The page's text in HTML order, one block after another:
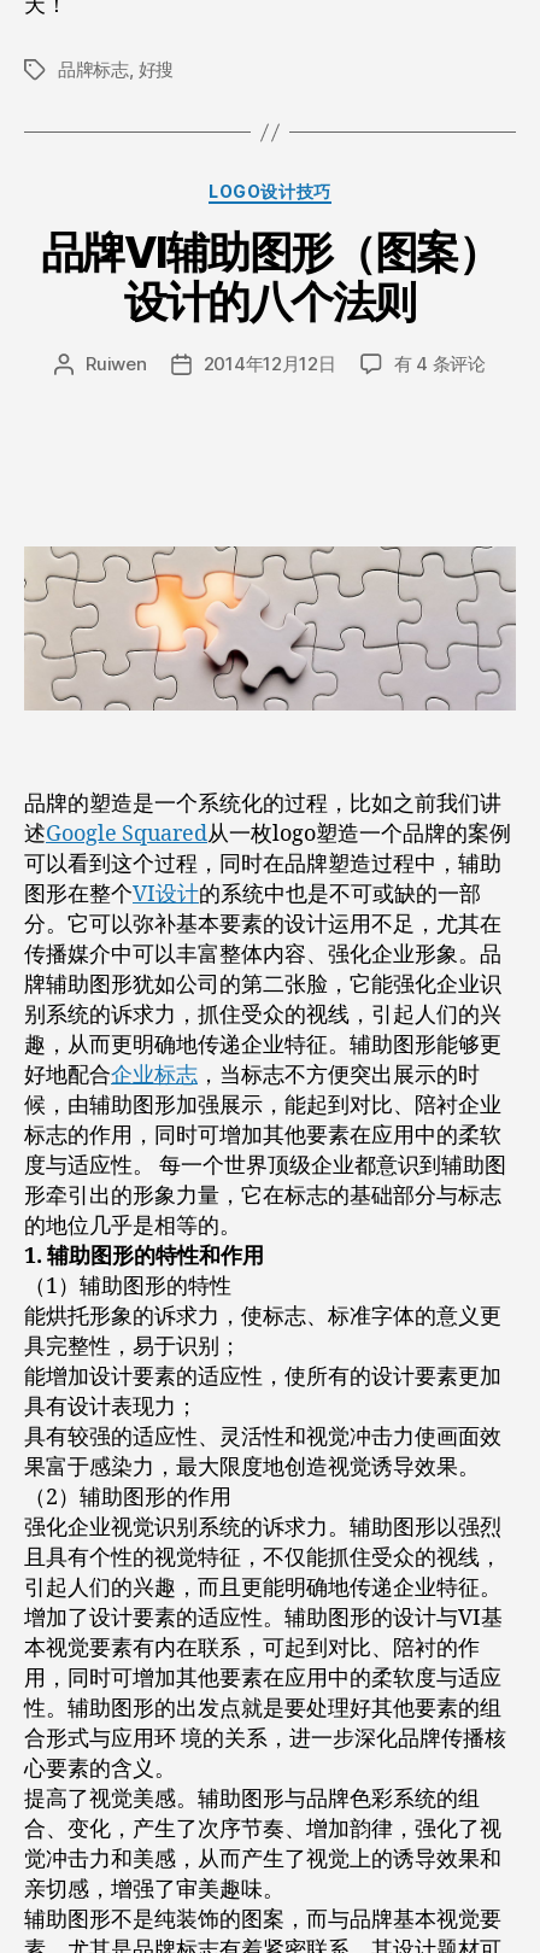
标
品牌标志, 好搜
分
LOGO设计技巧
品牌VI辅助图形（图案）
设计的八个法则
文 Ruiwen
发 2014年12月12日
品
（图
案）
设
计
的
八
个
有 4 条评论
品牌的塑造是一个系统化的过程，比如之前我们讲
述Google Squared从一枚logo塑造一个品牌的案例
可以看到这个过程，同时在品牌塑造过程中，辅助
图形在整个VI设计的系统中也是不可或缺的一部
分。它可以弥补基本要素的设计运用不足，尤其在
传播媒介中可以丰富整体内容、强化企业形象。品
牌辅助图形犹如公司的第二张脸，它能强化企业识
别系统的诉求力，抓住受众的视线，引起人们的兴
趣，从而更明确地传递企业特征。辅助图形能够更
好地配合企业标志 ，当标志不方便突出展示的时
候，由辅助图形加强展示，能起到对比、陪衬企业
标志的作用，同时可增加其他要素在应用中的柔软
度与适应性。 每一个世界顶级企业都意识到辅助图
形牵引出的形象力量，它在标志的基础部分与标志
的地位几乎是相等的。
1. 辅助图形的特性和作用
（1）辅助图形的特性
能烘托形象的诉求力，使标志、标准字体的意义更
具完整性，易于识别；
能增加设计要素的适应性，使所有的设计要素更加
具有设计表现力；
具有较强的适应性、灵活性和视觉冲击力使画面效
果富于感染力，最大限度地创造视觉诱导效果。
（2）辅助图形的作用
强化企业视觉识别系统的诉求力。辅助图形以强烈
且具有个性的视觉特征，不仅能抓住受众的视线，
引起人们的兴趣，而且更能明确地传递企业特征。
增加了设计要素的适应性。辅助图形的设计与VI基
本视觉要素有内在联系，可起到对比、陪衬的作
用，同时可增加其他要素在应用中的柔软度与适应
性。辅助图形的出发点就是要处理好其他要素的组
合形式与应用环 境的关系，进一步深化品牌传播核
心要素的含义。
提高了视觉美感。辅助图形与品牌色彩系统的组
合、变化，产生了次序节奏、增加韵律，强化了视
觉冲击力和美感，从而产生了视觉上的诱导效果和
亲切感，增强了审美趣味。
辅助图形不是纯装饰的图案，而与品牌基本视觉要